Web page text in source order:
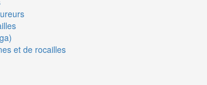
et de rocailles